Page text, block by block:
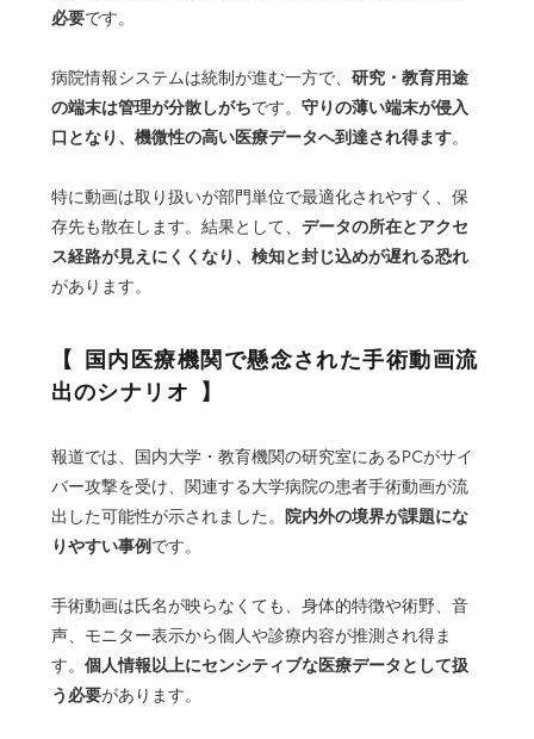
必要です。
病院情報システムは統制が進む一方で、 研究・教育用途
の端末は管理が分散しがちです。 守りの薄い端末が侵入
口となり、機微性の高い医療データへ到達され得ます。
特に動画は取り扱いが部門単位で最適化されやすく、保
存先も散在します。結果として、 データの所在とアクセ
ス経路が見えにくくなり、検知と封じ込めが遅れる恐れ
があります。
国内医療機関で懸念された手術動画流
出のシナリオ
報道では、国内大学・教育機関の研究室にあるPCがサイ
バー攻撃を受け、関連する大学病院の患者手術動画が流
出した可能性が示されました。 院内外の境界が課題にな
りやすい事例です。
手術動画は氏名が映らなくても、身体的特徴や術野、音
声、モニター表示から個人や診療内容が推測され得ま
す。 個人情報以上にセンシティブな医療データとして扱
う必要があります。